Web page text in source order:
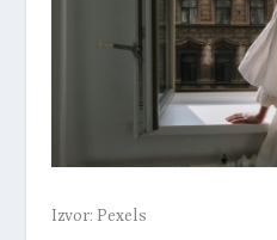
Izvor: Pexels